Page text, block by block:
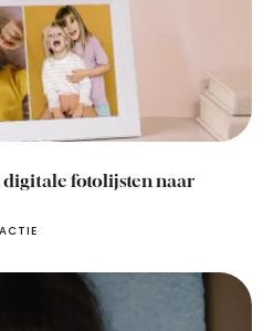
fotolijsten naar